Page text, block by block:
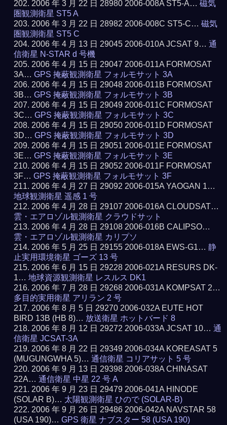
2006 年 3 月 22 日 28980 2006-008A ST5-A…磁気
圏観測衛星 ST5 A
2006 年 3 月 22 日 28982 2006-008C ST5-C…磁気
圏観測衛星 ST5 C
2006 年 4 月 13 日 29045 2006-010A JCSAT 9…通
信衛星 N-STAR d 号機
2006 年 4 月 15 日 29047 2006-011A FORMOSAT
3A…GPS 掩蔽観測衛星 フォルモサット 3A
2006 年 4 月 15 日 29048 2006-011B FORMOSAT
3B…GPS 掩蔽観測衛星 フォルモサット 3B
2006 年 4 月 15 日 29049 2006-011C FORMOSAT
3C…GPS 掩蔽観測衛星 フォルモサット 3C
2006 年 4 月 15 日 29050 2006-011D FORMOSAT
3D…GPS 掩蔽観測衛星 フォルモサット 3D
2006 年 4 月 15 日 29051 2006-011E FORMOSAT
3E…GPS 掩蔽観測衛星 フォルモサット 3E
2006 年 4 月 15 日 29052 2006-011F FORMOSAT
3F…GPS 掩蔽観測衛星 フォルモサット 3F
2006 年 4 月 27 日 29092 2006-015A YAOGAN 1…
地球観測衛星 遥感 1 号
2006 年 4 月 28 日 29107 2006-016A CLOUDSAT…
雲・エアロゾル観測衛星 クラウドサット
2006 年 4 月 28 日 29108 2006-016B CALIPSO…
雲・エアロゾル観測衛星 カリプソ
2006 年 5 月 25 日 29155 2006-018A EWS-G1…静
止実用環境衛星 ゴーズ 13 号
2006 年 6 月 15 日 29228 2006-021A RESURS DK-
1…地球資源観測衛星 レスルス DK1
2006 年 7 月 28 日 29268 2006-031A KOMPSAT 2…
多目的実用衛星 アリラン 2 号
2006 年 8 月 5 日 29270 2006-032A EUTE HOT
BIRD 13B (HB 8)… 放送衛星 ホットバード 8
2006 年 8 月 12 日 29272 2006-033A JCSAT 10…通
信衛星 JCSAT-3A
2006 年 8 月 22 日 29349 2006-034A KOREASAT 5
(MUGUNGWHA 5)…通信衛星 コリアサット 5 号
2006 年 9 月 13 日 29398 2006-038A CHINASAT
22A…通信衛星 中星 22 号 A
2006 年 9 月 23 日 29479 2006-041A HINODE
(SOLAR B)… 太陽観測衛星 ひので (SOLAR-B)
2006 年 9 月 26 日 29486 2006-042A NAVSTAR 58
(USA 190)…GPS 衛星 ナブスター 58 (USA 190)